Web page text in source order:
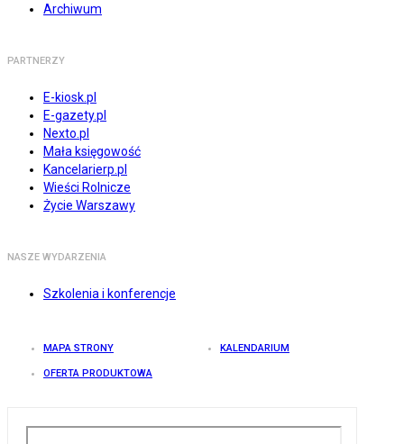
Archiwum
PARTNERZY
E-kiosk.pl
E-gazety.pl
Nexto.pl
Mała księgowość
Kancelarierp.pl
Wieści Rolnicze
Życie Warszawy
NASZE WYDARZENIA
Szkolenia i konferencje
MAPA STRONY KALENDARIUM
OFERTA PRODUKTOWA